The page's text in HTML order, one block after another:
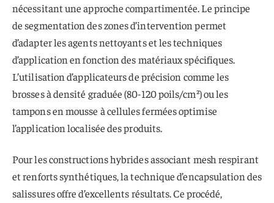
nécessitant une approche compartimentée. Le principe
de segmentation des zones d’intervention permet
d’adapter les agents nettoyants et les techniques
d’application en fonction des matériaux spécifiques.
L’utilisation d’applicateurs de précision comme les
brosses à densité graduée (80-120 poils/cm²) ou les
tampons en mousse à cellules fermées optimise
l’application localisée des produits.
Pour les constructions hybrides associant mesh respirant
et renforts synthétiques, la technique d’encapsulation des
salissures offre d’excellents résultats. Ce procédé,